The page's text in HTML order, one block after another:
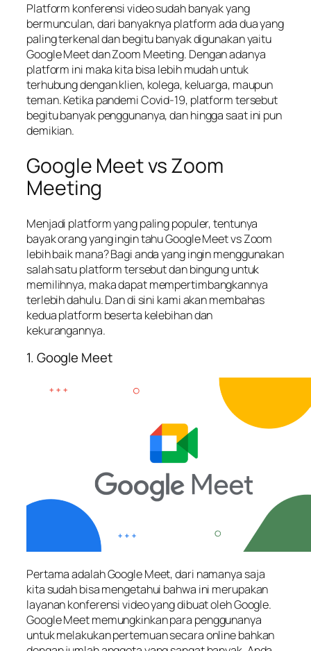
Platform konferensi video sudah banyak yang
bermunculan, dari banyaknya platform ada dua yang
paling terkenal dan begitu banyak digunakan yaitu
Google Meet dan Zoom Meeting. Dengan adanya
platform ini maka kita bisa lebih mudah untuk
terhubung dengan klien, kolega, keluarga, maupun
teman. Ketika pandemi Covid-19, platform tersebut
begitu banyak penggunanya, dan hingga saat ini pun
demikian.
Google Meet vs Zoom
Meeting
Menjadi platform yang paling populer, tentunya
bayak orang yang ingin tahu Google Meet vs Zoom
lebih baik mana? Bagi anda yang ingin menggunakan
salah satu platform tersebut dan bingung untuk
memilihnya, maka dapat mempertimbangkannya
terlebih dahulu. Dan di sini kami akan membahas
kedua platform beserta kelebihan dan
kekurangannya.
1. Google Meet
Pertama adalah Google Meet, dari namanya saja
kita sudah bisa mengetahui bahwa ini merupakan
layanan konferensi video yang dibuat oleh Google.
Google Meet memungkinkan para penggunanya
untuk melakukan pertemuan secara online bahkan